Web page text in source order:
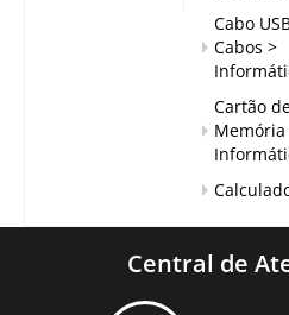
Cabo
Cabos >
Cartão
Memória
Central de